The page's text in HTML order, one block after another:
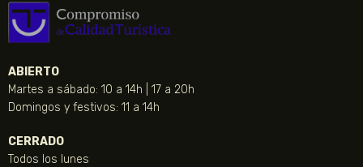
ABIERTO
Martes a sábado: 10 a 14h | 17 a 20h
Domingos y festivos: 11 a 14h
CERRADO
Todos los lunes